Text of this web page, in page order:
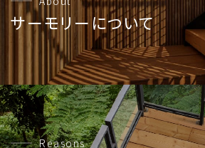
サーモリーについて
Reasons